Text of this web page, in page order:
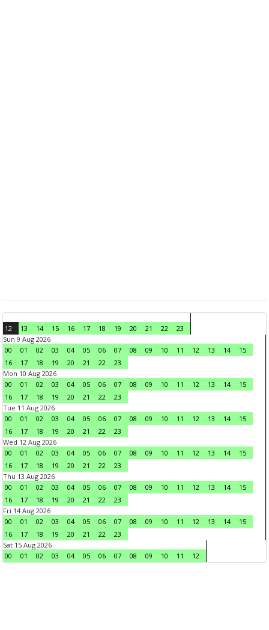
12 13 14 15 16 17 18 19 20 21 22
23
Sun 9 Aug 2026
00
01 02 03 04 05 06 07 08 09 10 11 12 13 14
15
16
17 18 19 20 21 22
23
Mon 10 Aug 2026
00
01 02 03 04 05 06 07 08 09 10 11 12 13 14
15
16
17 18 19 20 21 22
23
Tue 11 Aug 2026
00
01 02 03 04 05 06 07 08 09 10 11 12 13 14
15
16
17 18 19 20 21 22
23
Wed 12 Aug 2026
00
01 02 03 04 05 06 07 08 09 10 11 12 13 14
15
16
17 18 19 20 21 22
23
Thu 13 Aug 2026
00
01 02 03 04 05 06 07 08 09 10 11 12 13 14
15
16
17 18 19 20 21 22
23
Fri 14 Aug 2026
00
01 02 03 04 05 06 07 08 09 10 11 12 13 14
15
16
17 18 19 20 21 22
23
Sat 15 Aug 2026
00
01 02 03 04 05 06 07 08 09 10 11 12